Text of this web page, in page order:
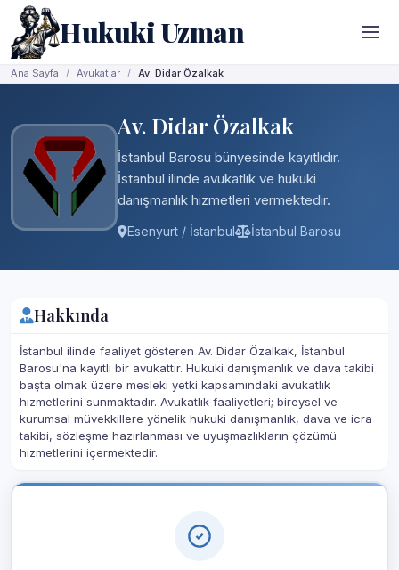
Hukuki Uzman
Ana Sayfa Avukatlar Av. Didar Özalkak
Av. Didar Özalkak
İstanbul Barosu bünyesinde kayıtlıdır.
İstanbul ilinde avukatlık ve hukuki
danışmanlık hizmetleri vermektedir.
Esenyurt / İstanbul İstanbul Barosu
Hakkında
İstanbul ilinde faaliyet gösteren Av. Didar Özalkak, İstanbul
Barosu'na kayıtlı bir avukattır. Hukuki danışmanlık ve dava takibi
başta olmak üzere mesleki yetki kapsamındaki avukatlık
hizmetlerini sunmaktadır. Avukatlık faaliyetleri; bireysel ve
kurumsal müvekkillere yönelik hukuki danışmanlık, dava ve icra
takibi, sözleşme hazırlanması ve uyuşmazlıkların çözümü
hizmetlerini içermektedir.